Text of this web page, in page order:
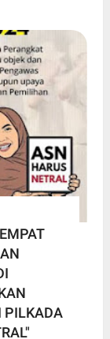
PILKADA